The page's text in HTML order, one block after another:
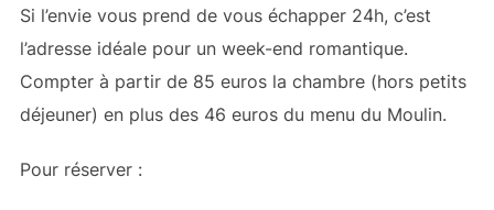
Si l’envie vous prend de vous échapper 24h, c’est
l’adresse idéale pour un week-end romantique.
Compter à partir de 85 euros la chambre (hors petits
déjeuner) en plus des 46 euros du menu du Moulin.
Pour réserver :